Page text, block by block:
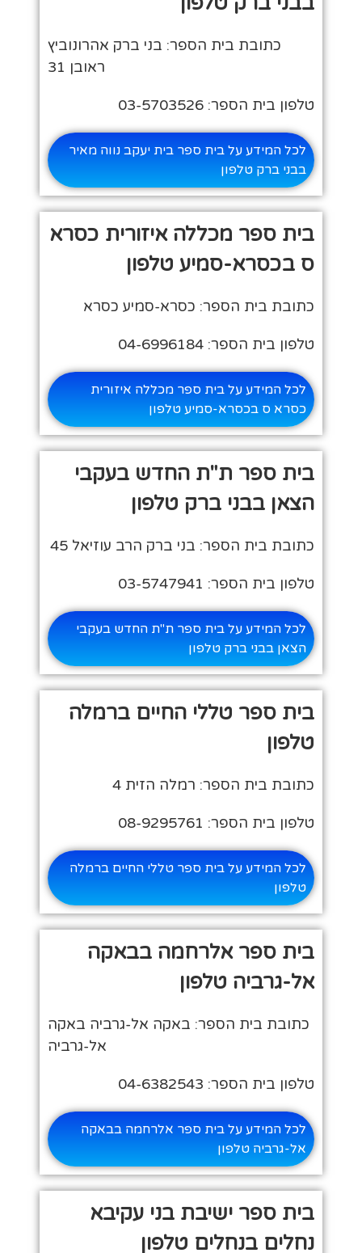
כתובת בית הספר: בני ברק אהרונוביץ
ראובן 31
טלפון בית הספר: 03-5703526
לכל המידע על בית ספר בית יעקב נווה מאיר
בבני ברק טלפון
בית ספר מכללה איזורית כסרא
ס בכסרא-סמיע טלפון
כתובת בית הספר: כסרא-סמיע כסרא
טלפון בית הספר: 04-6996184
לכל המידע על בית ספר מכללה איזורית
כסרא ס בכסרא-סמיע טלפון
בית ספר ת"ת החדש בעקבי
הצאן בבני ברק טלפון
כתובת בית הספר: בני ברק הרב עוזיאל 45
טלפון בית הספר: 03-5747941
לכל המידע על בית ספר ת"ת החדש בעקבי
הצאן בבני ברק טלפון
בית ספר טללי החיים ברמלה
טלפון
כתובת בית הספר: רמלה הזית 4
טלפון בית הספר: 08-9295761
לכל המידע על בית ספר טללי החיים ברמלה
טלפון
בית ספר אלרחמה בבאקה
אל-גרביה טלפון
כתובת בית הספר: באקה אל-גרביה באקה
אל-גרביה
טלפון בית הספר: 04-6382543
לכל המידע על בית ספר אלרחמה בבאקה
אל-גרביה טלפון
בית ספר ישיבת בני עקיבא
נחלים בנחלים טלפון